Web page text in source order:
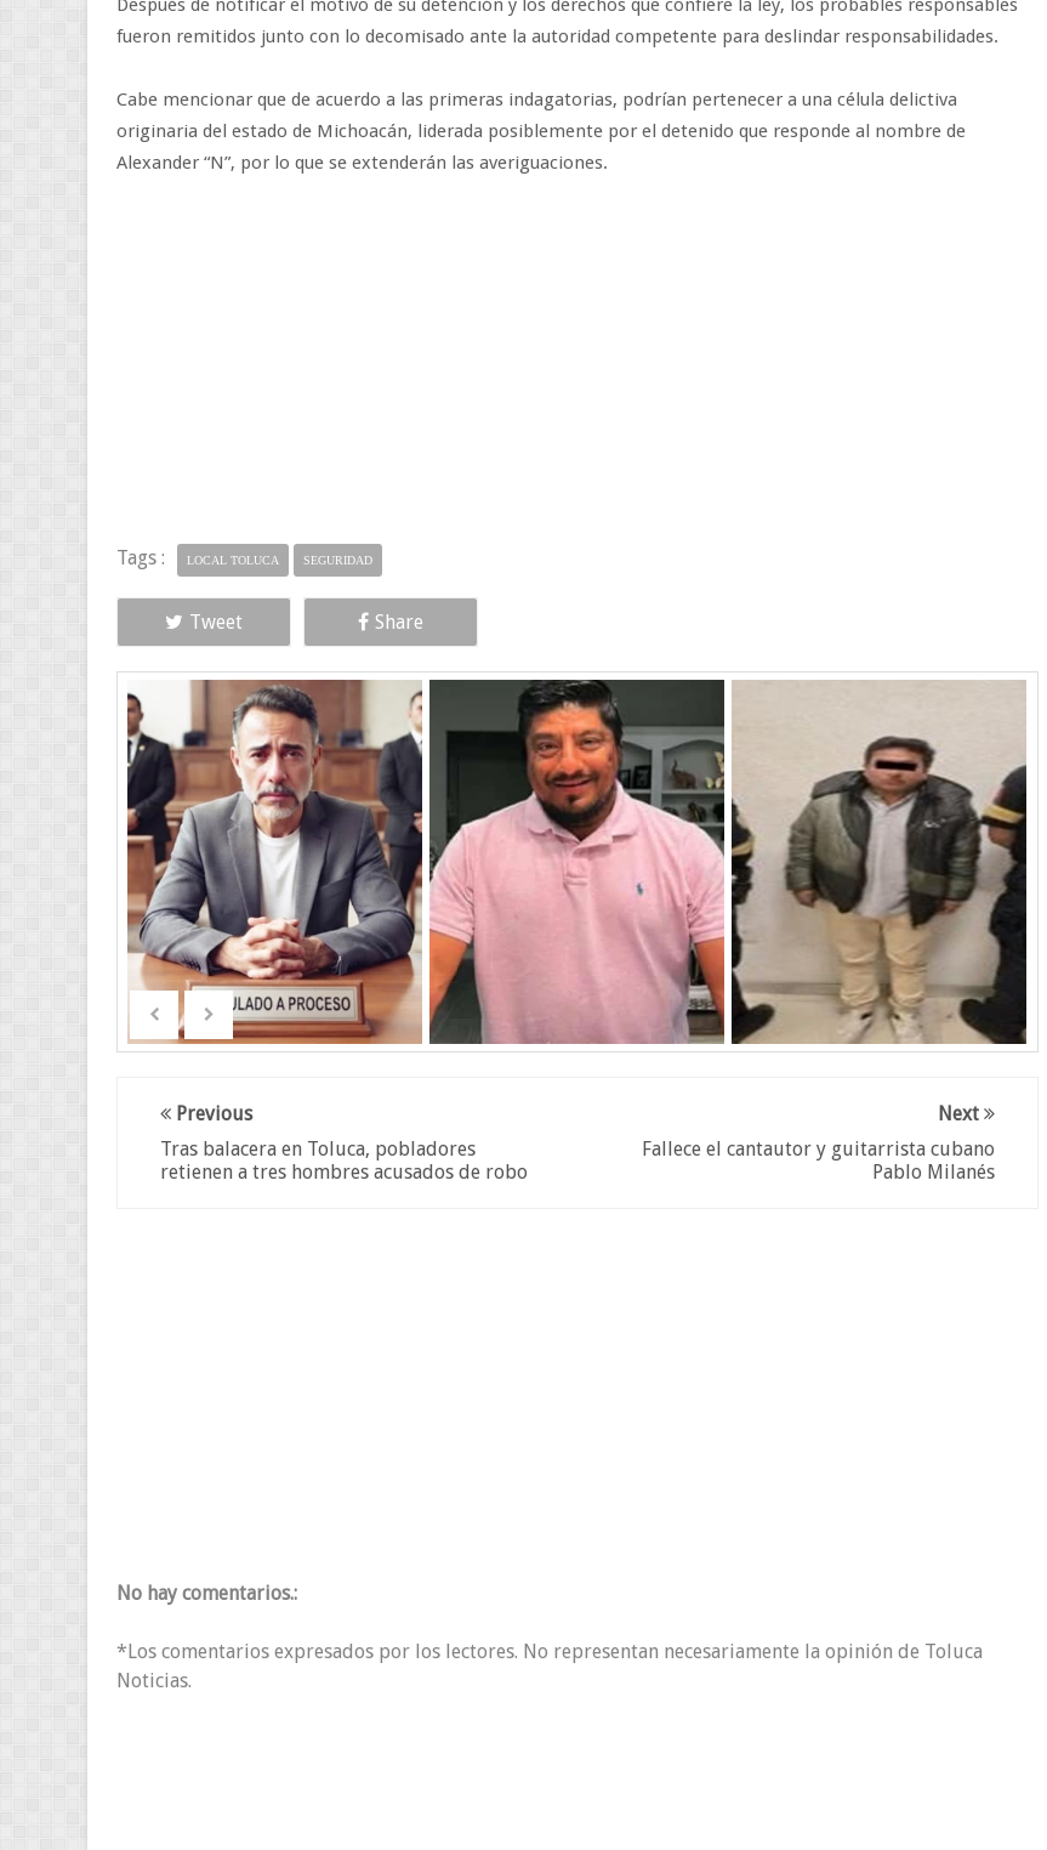
Después de notificar el motivo de su detención y los derechos que confiere la ley, los probables responsables
fueron remitidos junto con lo decomisado ante la autoridad competente para deslindar responsabilidades.
Cabe mencionar que de acuerdo a las primeras indagatorias, podrían pertenecer a una célula delictiva
originaria del estado de Michoacán, liderada posiblemente por el detenido que responde al nombre de
Alexander “N”, por lo que se extenderán las averiguaciones.
Tags : LOCAL TOLUCA SEGURIDAD
Tweet Share
Next
Fallece el cantautor y guitarrista cubano
Pablo Milanés
Previous
Tras balacera en Toluca, pobladores
retienen a tres hombres acusados de robo
No hay comentarios.:
*Los comentarios expresados por los lectores. No representan necesariamente la opinión de Toluca
Noticias.